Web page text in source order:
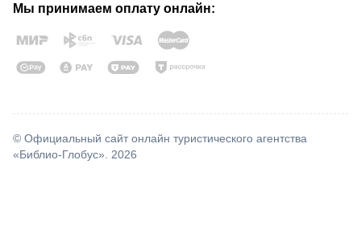
Мы принимаем оплату онлайн:
© Официальный сайт онлайн туристического агентства
«Библио-Глобус». 2026